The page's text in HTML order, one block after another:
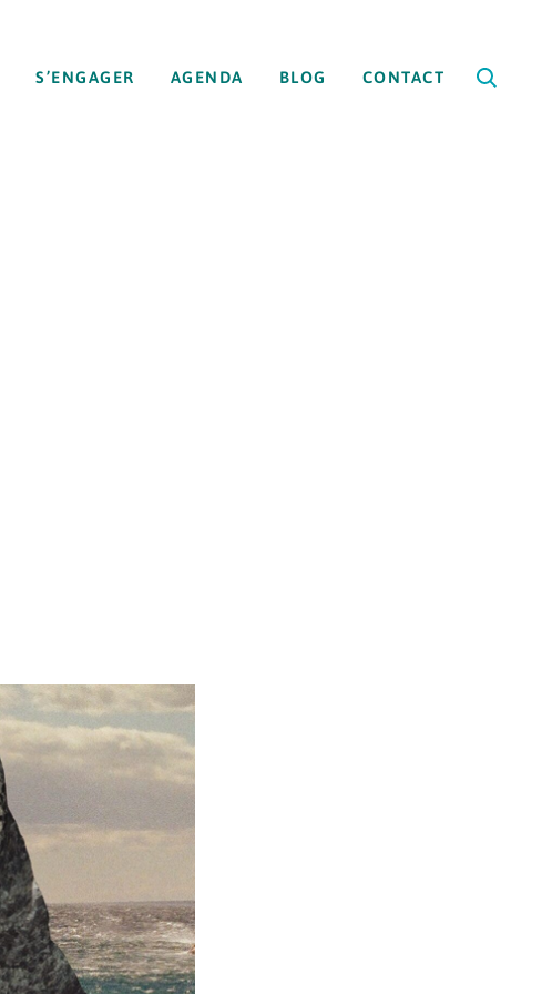
S’ENGAGER AGENDA BLOG CONTACT